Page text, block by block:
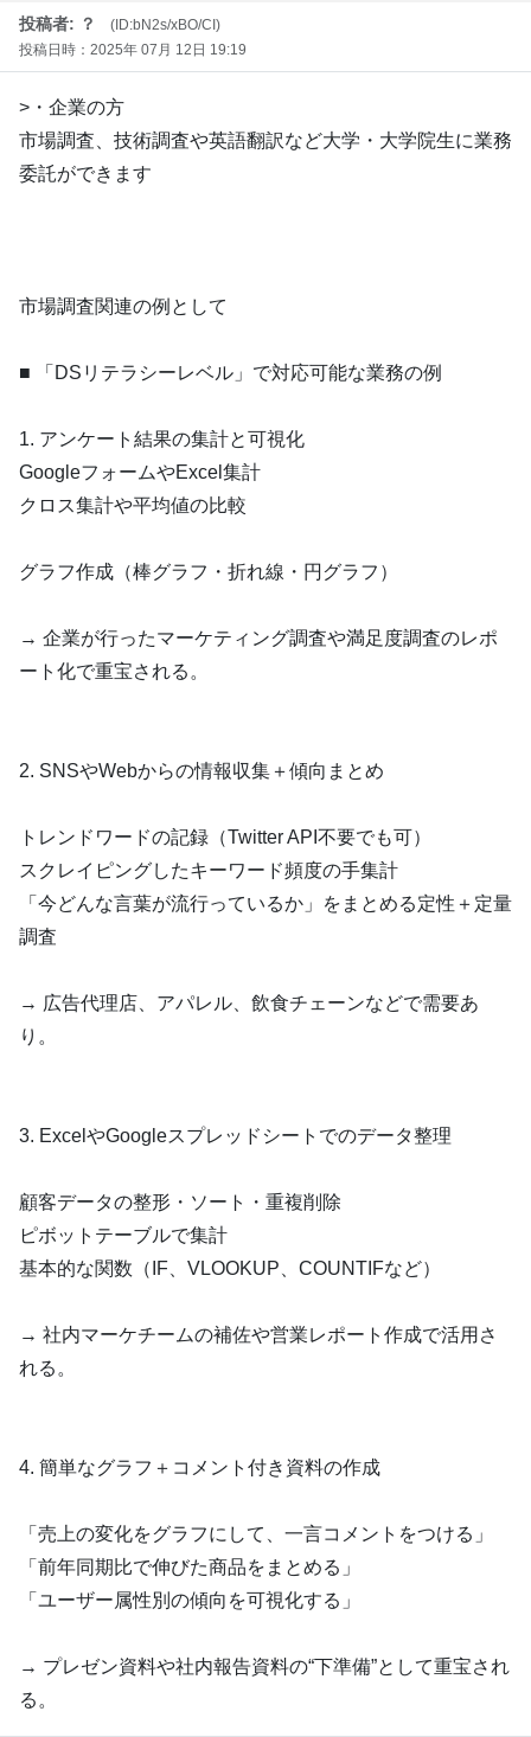
投稿者: ？
(ID:bN2s/xBO/CI)
投稿日時：2025年 07月 12日 19:19
>・企業の方
市場調査、技術調査や英語翻訳など大学・大学院生に業務
委託ができます
市場調査関連の例として
■ 「DSリテラシーレベル」で対応可能な業務の例
1. アンケート結果の集計と可視化
GoogleフォームやExcel集計
クロス集計や平均値の比較
グラフ作成（棒グラフ・折れ線・円グラフ）
→ 企業が行ったマーケティング調査や満足度調査のレポ
ート化で重宝される。
2. SNSやWebからの情報収集＋傾向まとめ
トレンドワードの記録（Twitter API不要でも可）
スクレイピングしたキーワード頻度の手集計
「今どんな言葉が流行っているか」をまとめる定性＋定量
調査
→ 広告代理店、アパレル、飲食チェーンなどで需要あ
り。
3. ExcelやGoogleスプレッドシートでのデータ整理
顧客データの整形・ソート・重複削除
ピボットテーブルで集計
基本的な関数（IF、VLOOKUP、COUNTIFなど）
→ 社内マーケチームの補佐や営業レポート作成で活用さ
れる。
4. 簡単なグラフ＋コメント付き資料の作成
「売上の変化をグラフにして、一言コメントをつける」
「前年同期比で伸びた商品をまとめる」
「ユーザー属性別の傾向を可視化する」
→ プレゼン資料や社内報告資料の“下準備”として重宝され
る。